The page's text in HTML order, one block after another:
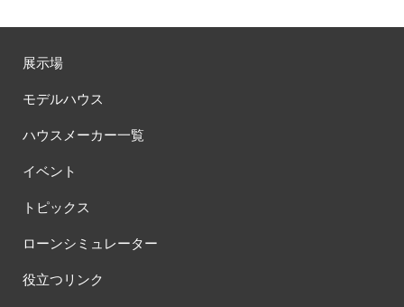
展示場
モデルハウス
ハウスメーカー一覧
イベント
トピックス
ローンシミュレーター
役立つリンク